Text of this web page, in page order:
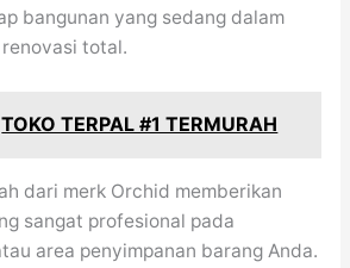
bangunan yang sedang dalam
total.
TOKO TERPAL #1 TERMURAH
dari merk Orchid memberikan
sangat profesional pada
area penyimpanan barang Anda.